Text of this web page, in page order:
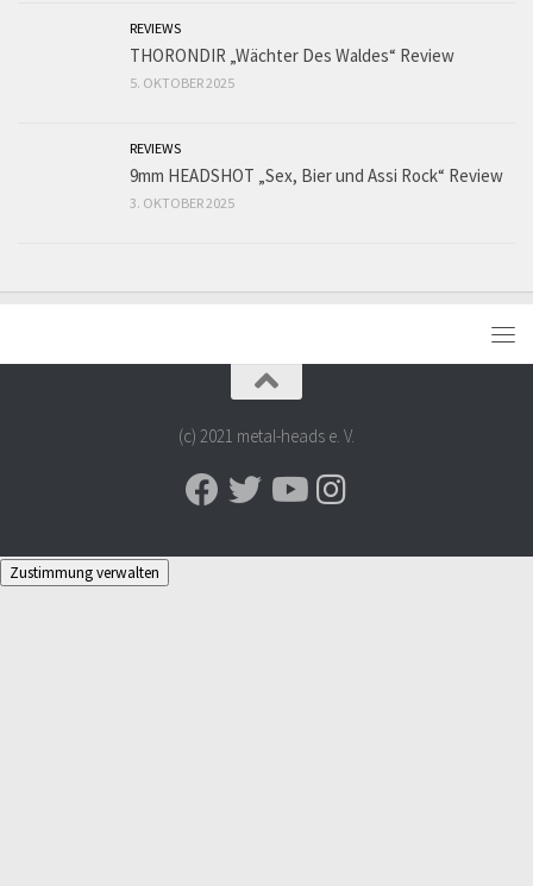
REVIEWS
THORONDIR „Wächter Des Waldes“ Review
5. OKTOBER 2025
REVIEWS
9mm HEADSHOT „Sex, Bier und Assi Rock“ Review
3. OKTOBER 2025
(c) 2021 metal-heads e. V.
Zustimmung verwalten